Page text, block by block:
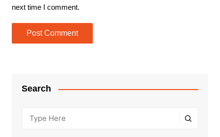
next time I comment.
Search